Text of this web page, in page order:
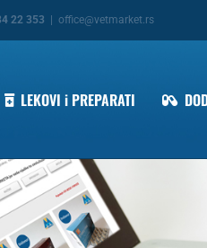
22 353 office@vetmarket.rs
LEKOVI i PREPARATI